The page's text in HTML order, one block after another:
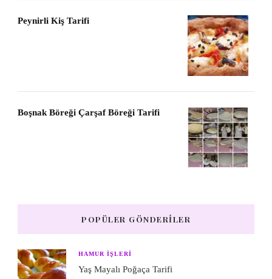
Peynirli Kiş Tarifi
Boşnak Böreği Çarşaf Böreği Tarifi
POPÜLER GÖNDERILER
HAMUR IŞLERI
Yaş Mayalı Poğaça Tarifi